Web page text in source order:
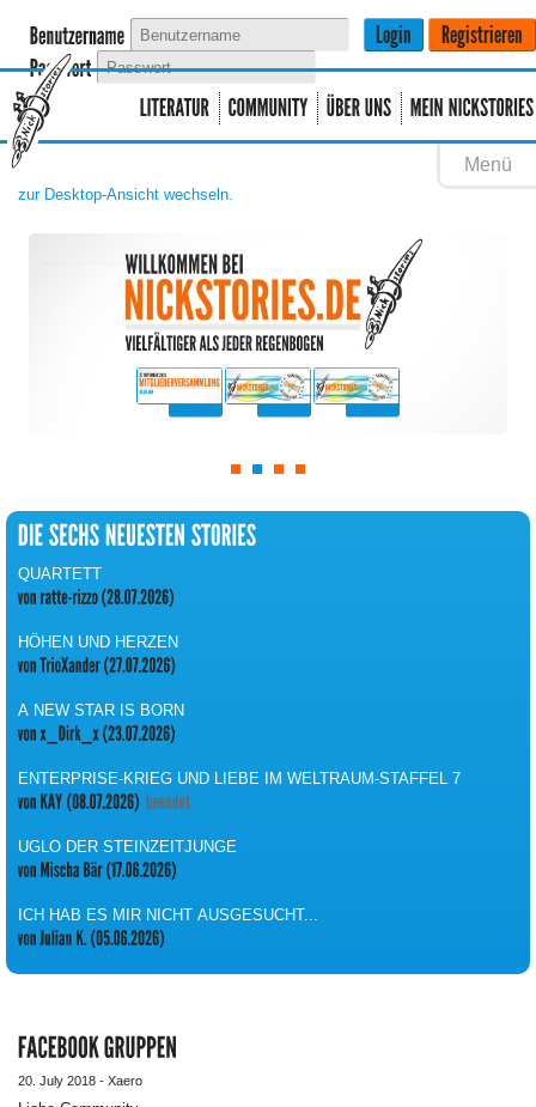
Menü
zur Desktop-Ansicht wechseln.
QUARTETT
HÖHEN UND HERZEN
A NEW STAR IS BORN
ENTERPRISE-KRIEG UND LIEBE IM WELTRAUM-STAFFEL 7
UGLO DER STEINZEITJUNGE
ICH HAB ES MIR NICHT AUSGESUCHT...
20. July 2018 - Xaero